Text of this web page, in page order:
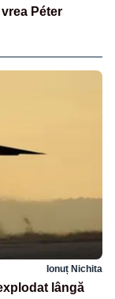
Péter
Ionuț Nichita
lângă